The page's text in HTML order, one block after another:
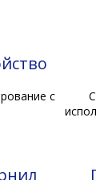
с